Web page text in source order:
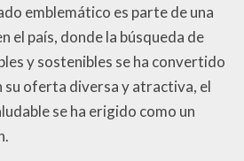
emblemático es parte de una
el país, donde la búsqueda de
y sostenibles se ha convertido
su oferta diversa y atractiva, el
se ha erigido como un